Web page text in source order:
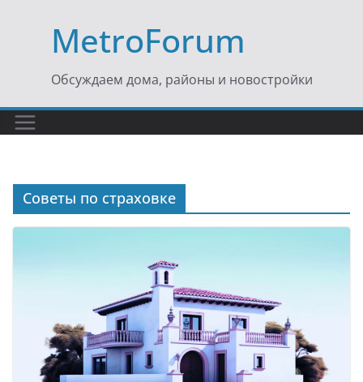
содержимомуMetroForum
Обсуждаем дома, районы и новостройки
Советы по страховке